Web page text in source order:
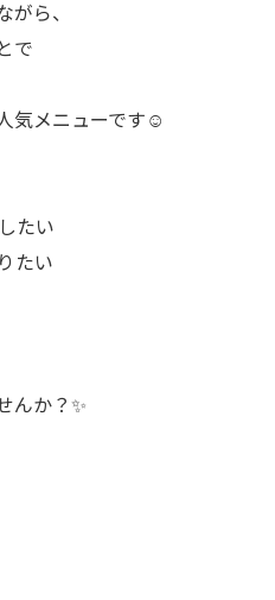
ら、
で
気メニューです☺️
たい
たい
んか？✨